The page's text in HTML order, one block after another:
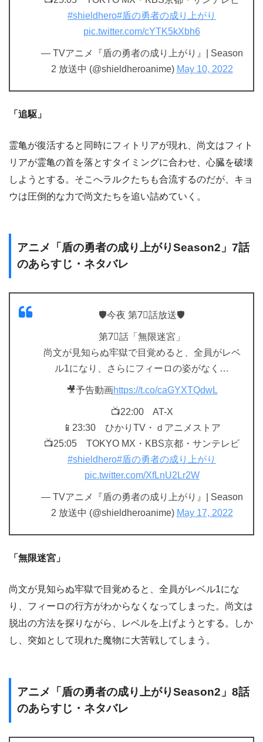
#shieldhero#盾の勇者の成り上がり
pic.twitter.com/cYTK5kXbh6
— TVアニメ『盾の勇者の成り上がり』| Season
2 放送中 (@shieldheroanime) May 10, 2022
「追駆」
霊亀が復活すると同時にフィトリアが現れ、尚文はフィト
リアが霊亀の首を落とすタイミングに合わせ、心臓を破壊
しようとする。そこへラルクたちも合流するのだが、キョ
ウは圧倒的な力で尚文たちを追い詰めていく。
アニメ「盾の勇者の成り上がりSeason2」7話
のあらすじ・ネタバレ
🛡️今夜 第7⃣話放送🛡️
第7⃣話「無限迷宮」
尚文が見知らぬ牢獄で目覚めると、全員がレベ
ル1になり、さらにフィーロの姿がなく…
🎥予告動画https://t.co/caGYXTQdwL
📺22:00 AT-X
📱23:30 ひかりTV・ｄアニメストア
📺25:05 TOKYO MX・KBS京都・サンテレビ
#shieldhero#盾の勇者の成り上がり
pic.twitter.com/XfLnU2Lr2W
— TVアニメ『盾の勇者の成り上がり』| Season
2 放送中 (@shieldheroanime) May 17, 2022
「無限迷宮」
尚文が見知らぬ牢獄で目覚めると、全員がレベル1にな
り、フィーロの行方がわからなくなってしまった。尚文は
脱出の方法を探りながら、レベルを上げようとする。しか
し、突如として現れた魔物に大苦戦してしまう。
アニメ「盾の勇者の成り上がりSeason2」8話
のあらすじ・ネタバレ